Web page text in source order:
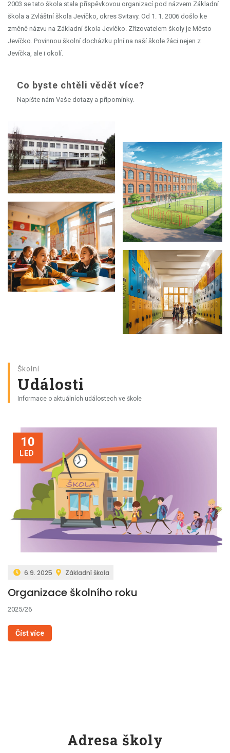
2003 se tato škola stala příspěvkovou organizací pod názvem Základní
škola a Zvláštní škola Jevíčko, okres Svitavy. Od 1. 1. 2006 došlo ke
změně názvu na Základní škola Jevíčko. Zřizovatelem školy je Město
Jevíčko. Povinnou školní docházku plní na naší škole žáci nejen z
Jevíčka, ale i okolí.
Co byste chtěli vědět více?
Napište nám Vaše dotazy a připomínky.
Školní
Události
Informace o aktuálních událostech ve škole
10
LED
6.9. 2025 Základní škola
Organizace školního roku
2025/26
Číst více
Adresa školy